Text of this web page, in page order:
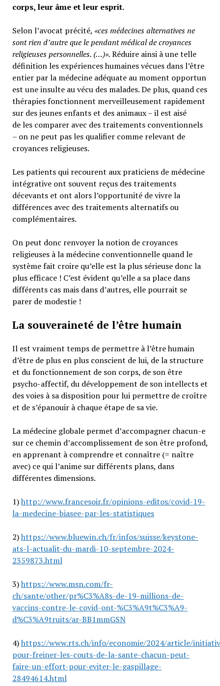
corps, leur âme et leur esprit.
Selon l’avocat précité, «ces médecines alternatives ne
sont rien d’autre que le pendant médical de croyances
religieuses personnelles. (…)».Réduire ainsi à une telle
définition les expériences humaines vécues dans l’être
entier par la médecine adéquate au moment opportun
est une insulte au vécu des malades. De plus, quand ces
thérapies fonctionnent merveilleusement rapidement
sur des jeunes enfants et des animaux – il est aisé
de les comparer avec des traitements conventionnels
– on ne peut pas les qualifier comme relevant de
croyances religieuses.
Les patients qui recourent aux praticiens de médecine
intégrative ont souvent reçus des traitements
décevants et ont alors l’opportunité de vivre la
différences avec des traitements alternatifs ou
complémentaires.
On peut donc renvoyer la notion de croyances
religieuses à la médecine conventionnelle quand le
système fait croire qu’elle est la plus sérieuse donc la
plus efficace ! C’est évident qu’elle a sa place dans
différents cas mais dans d’autres, elle pourrait se
parer de modestie !
La souveraineté de l’être humain
Il est vraiment temps de permettre à l’être humain
d’être de plus en plus conscient de lui, de la structure
et du fonctionnement de son corps, de son être
psycho-affectif, du développement de son intellects et
des voies à sa disposition pour lui permettre de croître
et de s’épanouir à chaque étape de sa vie.
La médecine globale permet d’accompagner chacun-e
sur ce chemin d’accomplissement de son être profond,
en apprenant à comprendre et connaître (= naître
avec) ce qui l’anime sur différents plans, dans
différentes dimensions.
1)http://www.francesoir.fr/opinions-editos/covid-19-
la-medecine-biasee-par-les-statistiques
2)https://www.bluewin.ch/fr/infos/suisse/keystone-
ats-l-actualit-du-mardi-10-septembre-2024-
2359873.html
3)https://www.msn.com/fr-
ch/sante/other/pr%C3%A8s-de-19-millions-de-
vaccins-contre-le-covid-ont-%C3%A9t%C3%A9-
d%C3%A9truits/ar-BB1mmGSN
4)https://www.rts.ch/info/economie/2024/article/
pour-freiner-les-couts-de-la-sante-chacun-peut-
faire-un-effort-pour-eviter-le-gaspillage-
28494614.html